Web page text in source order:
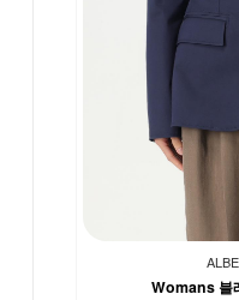
Womans 블